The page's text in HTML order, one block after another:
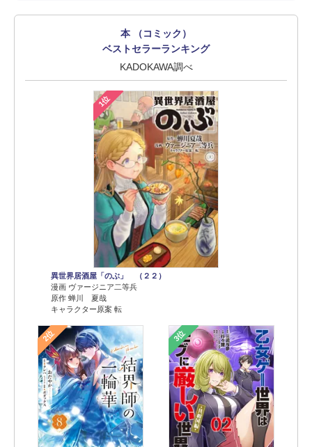
本 （コミック）
ベストセラーランキング
KADOKAWA調べ
1位
異世界居酒屋「のぶ」 （２２）
漫画 ヴァージニア二等兵
原作 蝉川 夏哉
キャラクター原案 転
2位 3位